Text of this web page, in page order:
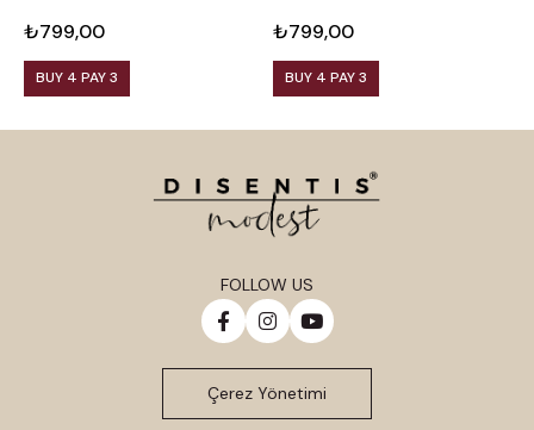
₺799,00
BUY 4 PAY 3
₺799,00
BUY 4 PAY 3
FOLLOW US
Çerez Yönetimi